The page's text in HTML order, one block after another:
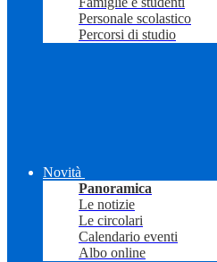
Personale scolastico
Percorsi di studio
Novità
Panoramica
Le notizie
Le circolari
Calendario eventi
Albo online